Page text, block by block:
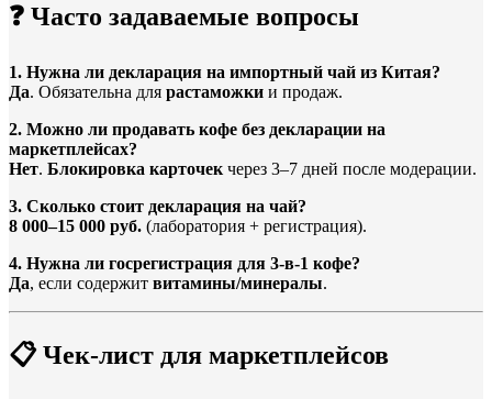
❓ Часто задаваемые вопросы
1. Нужна ли декларация на импортный чай из Китая?
Да. Обязательна для растаможки и продаж.
2. Можно ли продавать кофе без декларации на
маркетплейсах?
Нет. Блокировка карточекчерез 3–7 дней после модерации.
3. Сколько стоит декларация на чай?
8 000–15 000 руб. (лаборатория + регистрация).
4. Нужна ли госрегистрация для 3-в-1 кофе?
Да, если содержит витамины/минералы.
📋Чек-лист для маркетплейсов